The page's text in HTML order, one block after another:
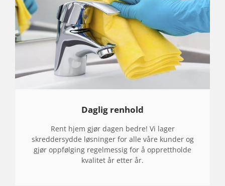
Daglig renhold
Rent hjem gjør dagen bedre! Vi lager
skreddersydde løsninger for alle våre kunder og
gjør oppfølging regelmessig for å opprettholde
kvalitet år etter år.